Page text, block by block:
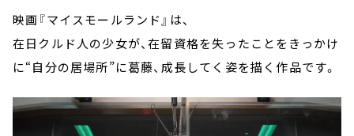
映画『マイスモールランド』は、
在日クルド人の少女が、在留資格を失ったことをきっかけ
に“自分の居場所”に葛藤、成長してく姿を描く作品です。